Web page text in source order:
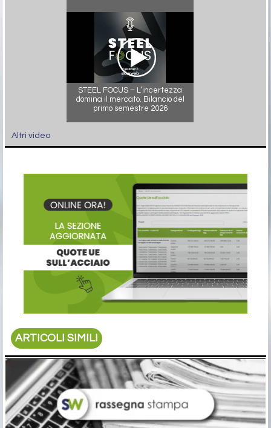
STEEL FOCUS – L’incertezza
domina il mercato. Bilancio del
primo semestre 2026
Altri video
ARTICOLI SIMILI